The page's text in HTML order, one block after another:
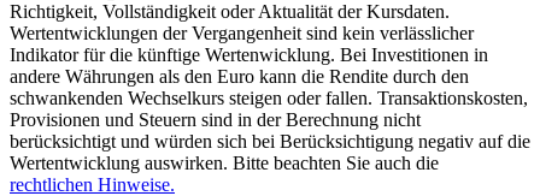
Richtigkeit, Vollständigkeit oder Aktualität der Kursdaten.
Wertentwicklungen der Vergangenheit sind kein verlässlicher
Indikator für die künftige Wertenwicklung. Bei Investitionen in
andere Währungen als den Euro kann die Rendite durch den
schwankenden Wechselkurs steigen oder fallen. Transaktionskosten,
Provisionen und Steuern sind in der Berechnung nicht
berücksichtigt und würden sich bei Berücksichtigung negativ auf die
Wertentwicklung auswirken. Bitte beachten Sie auch die
rechtlichen Hinweise.